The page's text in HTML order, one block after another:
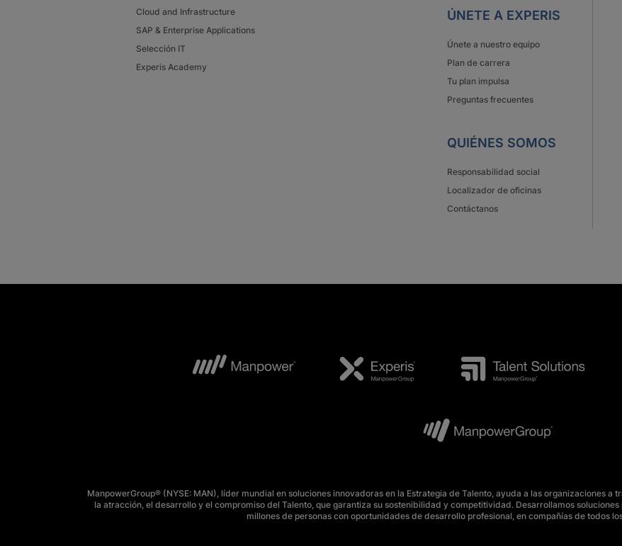
Cloud and Infrastructure
SAP & Enterprise Applications
Selección IT
Experis Academy
ÚNETE A EXPERIS
Únete a nuestro equipo
Plan de carrera
Tu plan impulsa
Preguntas frecuentes
QUIÉNES SOMOS
Responsabilidad social
Localizador de oficinas
Contáctanos
ManpowerGroup® (NYSE: MAN), líder mundial en soluciones innovadoras en la Estrategia de Talento, ayuda a las organizaciones
la atracción, el desarrollo y el compromiso del Talento, que garantiza su sostenibilidad y competitividad. Desarrollamos
millones de personas con oportunidades de desarrollo profesional, en compañías de todos